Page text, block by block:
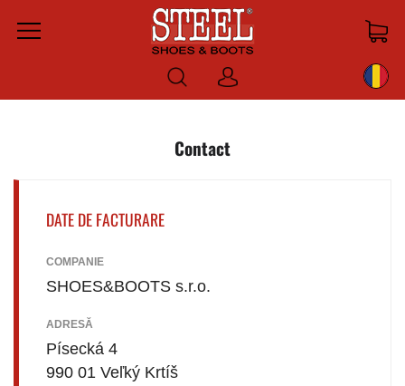
Menu
Log
in
Contact
DATE DE FACTURARE
COMPANIE
SHOES&BOOTS s.r.o.
ADRESĂ
Písecká 4
990 01 Veľký Krtíš